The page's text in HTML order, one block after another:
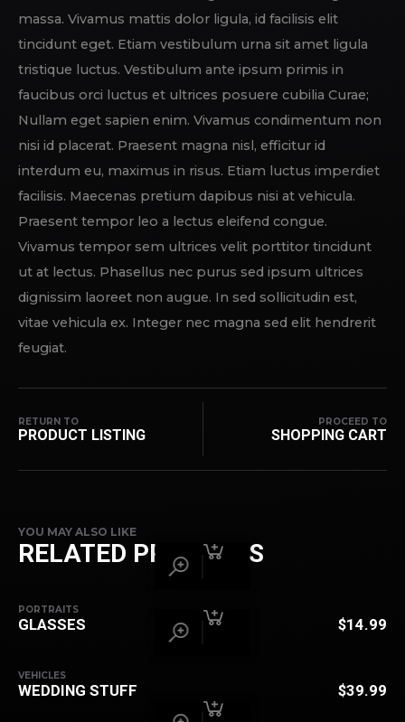
massa. Vivamus mattis dolor ligula, id facilisis elit
tincidunt eget. Etiam vestibulum urna sit amet ligula
tristique luctus. Vestibulum ante ipsum primis in
faucibus orci luctus et ultrices posuere cubilia Curae;
Nullam eget sapien enim. Vivamus condimentum non
nisi id placerat. Praesent magna nisl, efficitur id
interdum eu, maximus in risus. Etiam luctus imperdiet
facilisis. Maecenas pretium dapibus nisi at vehicula.
Praesent tempor leo a lectus eleifend congue.
Vivamus tempor sem ultrices velit porttitor tincidunt
ut at lectus. Phasellus nec purus sed ipsum ultrices
dignissim laoreet non augue. In sed sollicitudin est,
vitae vehicula ex. Integer nec magna sed elit hendrerit
feugiat.
RETURN TO
PRODUCT LISTING
PROCEED TO
SHOPPING CART
YOU MAY ALSO LIKE
RELATED PRODUCTS
PORTRAITS
GLASSES $14.99
VEHICLES
WEDDING STUFF $39.99